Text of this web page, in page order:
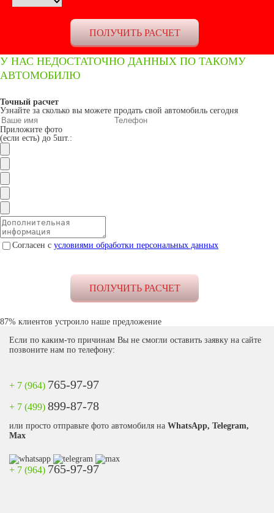
У НАС НЕДОСТАТОЧНО ДАННЫХ ПО ТАКОМУ
АВТОМОБИЛЮ
Точный расчет
Узнайте за сколько вы можете продать свой автомобиль сегодня
Приложите фото
(если есть) до 5шт.:
Согласен с условиями обработки персональных данных
87% клиентов устроило наше предложение
Если по каким-то причинам Вы не смогли оставить заявку на сайте
позвоните нам по телефону:
+ 7 (964) 765-97-97
+ 7 (499) 899-87-78
или просто отправьте фото автомобиля на WhatsApp, Telegram,
Max
+ 7 (964) 765-97-97